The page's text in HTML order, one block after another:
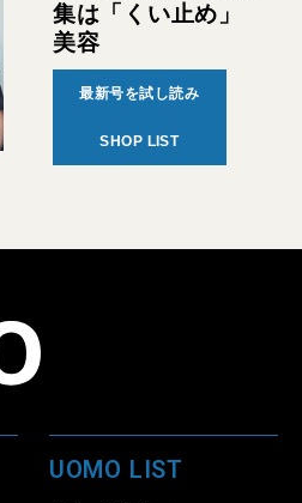
集は「くい止め」
美容
最新号を試し読み
SHOP LIST
UOMO LIST